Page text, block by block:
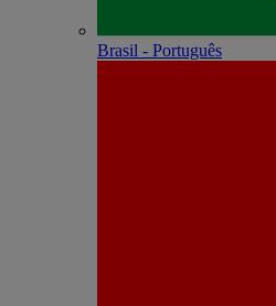
Brasil - Português